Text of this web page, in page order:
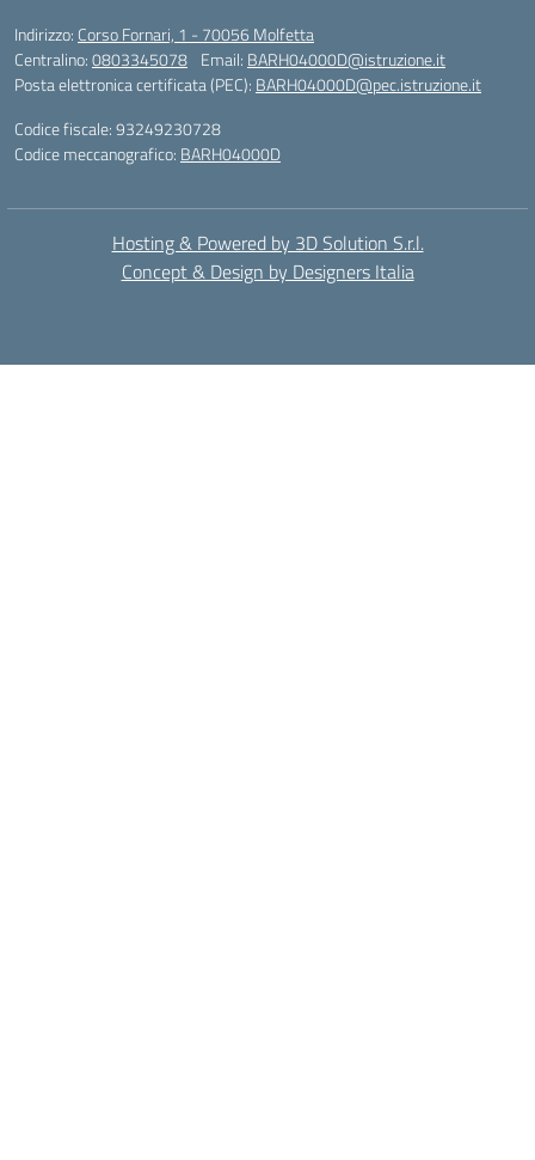
Indirizzo: Corso Fornari, 1 - 70056 Molfetta
Centralino:0803345078 Email: BARH04000D@istruzione.it
Posta elettronica certificata (PEC): BARH04000D@pec.istruzione.it
Codice fiscale: 93249230728
Codice meccanografico: BARH04000D
Hosting & Powered by 3D Solution S.r.l.
Concept & Design by Designers Italia